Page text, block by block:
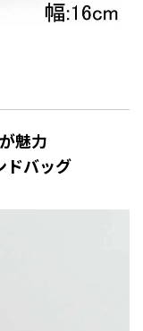
魅力
ドバッグ